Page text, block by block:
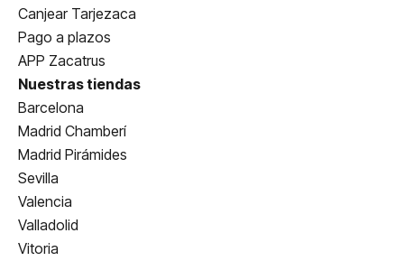
Canjear Tarjezaca
Pago a plazos
APP Zacatrus
Nuestras tiendas
Barcelona
Madrid Chamberí
Madrid Pirámides
Sevilla
Valencia
Valladolid
Vitoria